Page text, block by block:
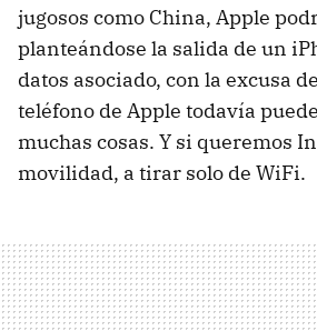
jugosos como China, Apple
planteándose la salida de un
datos asociado, con la excusa
teléfono de Apple todavía
muchas cosas. Y si queremos
movilidad, a tirar solo de WiFi.